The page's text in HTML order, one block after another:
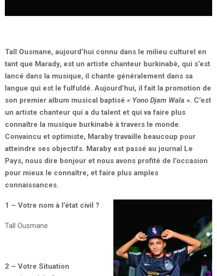
Tall Ousmane, aujourd’hui connu dans le milieu culturel en
tant que Marady, est un artiste chanteur burkinabè, qui s’est
lancé dans la musique, il chante généralement dans sa
langue qui est le fulfuldé. Aujourd’hui, il fait la promotion de
son premier album musical baptisé « Yono Djam Wala ». C’est
un artiste chanteur qui a du talent et qui va faire plus
connaître la musique burkinabè à travers le monde.
Convaincu et optimiste, Maraby travaille beaucoup pour
atteindre ses objectifs. Maraby est passé au journal Le
Pays, nous dire bonjour et nous avons profité de l’occasion
pour mieux le connaître, et faire plus amples
connaissances.
1 – Votre nom à l’état civil ?
Tall Ousmane
2 – Votre Situation